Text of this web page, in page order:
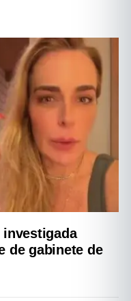
investigada
de gabinete de